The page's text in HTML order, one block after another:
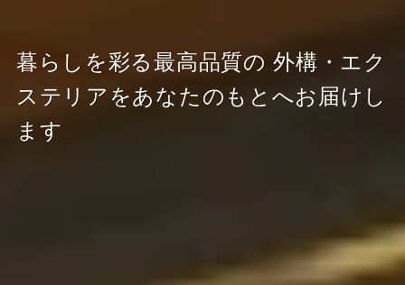
暮らしを彩る最高品質の 外構・エク
ステリアをあなたのもとへお届けし
ます